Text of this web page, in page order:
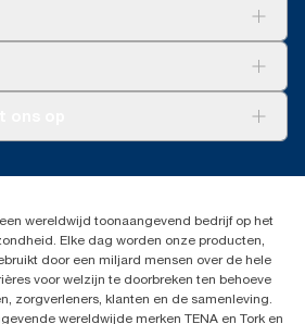
wereldwijd toonaangevend bedrijf op het
Elke dag worden onze producten,
door een miljard mensen over de hele
voor welzijn te doorbreken ten behoeve
zorgverleners, klanten en de samenleving.
wereldwijde merken TENA en Tork en